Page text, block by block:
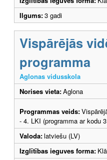
Ilgums:3 gadi
Vispārējās
programma
Aglonas vidusskola
Norises vieta:Aglona
Programmas veids:
- 4. LKI (programma ar kodu
Valoda:latviešu (LV)
Izglītības ieguves forma: